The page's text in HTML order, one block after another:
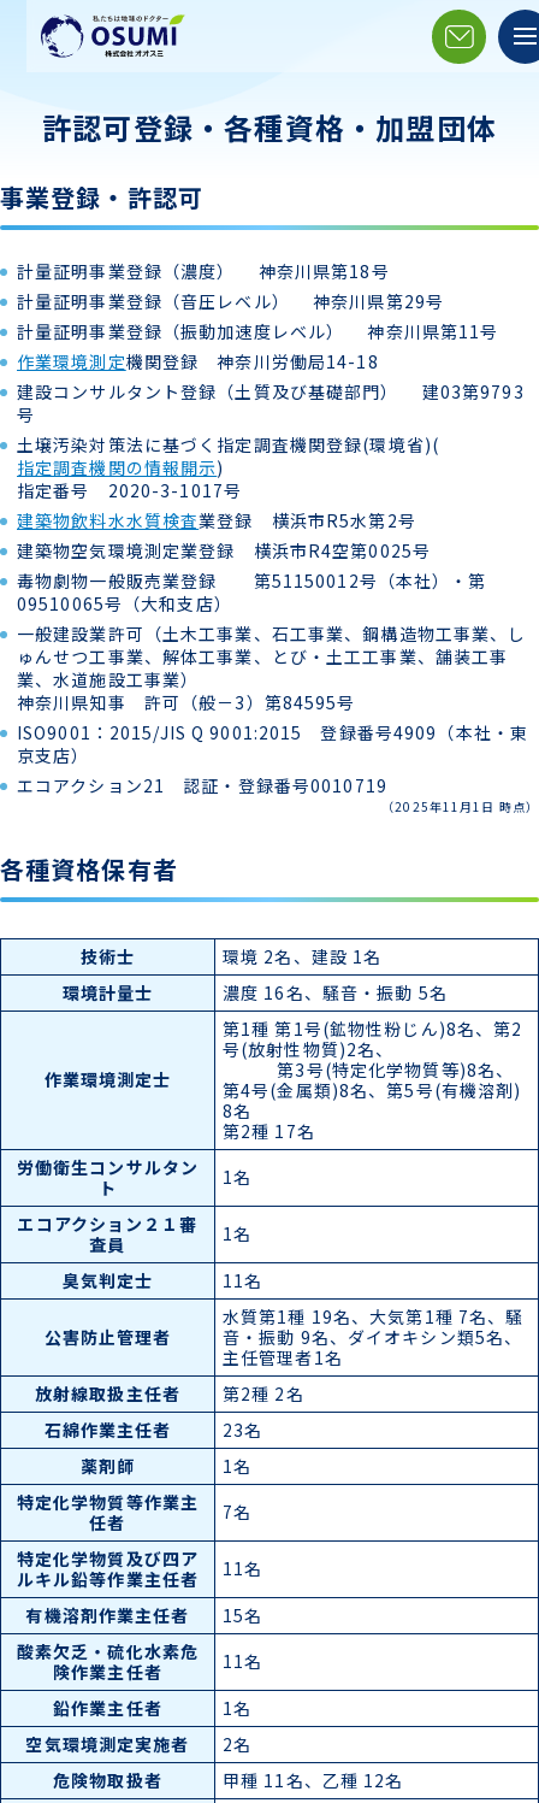
許認可登録・各種資格・加盟団体
事業登録・許認可
計量証明事業登録（濃度） 神奈川県第18号
計量証明事業登録（音圧レベル） 神奈川県第29号
計量証明事業登録（振動加速度レベル） 神奈川県第11号
作業環境測定機関登録 神奈川労働局14-18
建設コンサルタント登録（土質及び基礎部門） 建03第9793
号
土壌汚染対策法に基づく指定調査機関登録(環境省)(
指定調査機関の情報開示)
指定番号 2020-3-1017号
建築物飲料水水質検査業登録 横浜市R5水第2号
建築物空気環境測定業登録 横浜市R4空第0025号
毒物劇物一般販売業登録 第51150012号（本社）・第
09510065号（大和支店）
一般建設業許可（土木工事業、石工事業、鋼構造物工事業、し
ゅんせつ工事業、解体工事業、とび・土工工事業、舗装工事
業、水道施設工事業）
神奈川県知事 許可（般－3）第84595号
ISO9001：2015/JIS Q 9001:2015 登録番号4909（本社・東
京支店）
エコアクション21 認証・登録番号0010719
（2025年11月1日 時点）
各種資格保有者
技術士
環境 2名、建設 1名
環境計量士
濃度 16名、騒音・振動 5名
作業環境測定士
第1種 第1号(鉱物性粉じん)8名、第2
号(放射性物質)2名、
第3号(特定化学物質等)8名、
第4号(金属類)8名、第5号(有機溶剤)
8名
第2種 17名
労働衛生コンサルタン
ト
1名
エコアクション２１審
査員
1名
臭気判定士
11名
公害防止管理者
水質第1種 19名、大気第1種 7名、騒
音・振動 9名、ダイオキシン類5名、
主任管理者1名
放射線取扱主任者
第2種 2名
石綿作業主任者
23名
薬剤師
1名
特定化学物質等作業主
任者
7名
特定化学物質及び四ア
ルキル鉛等作業主任者
11名
有機溶剤作業主任者
15名
酸素欠乏・硫化水素危
険作業主任者
11名
鉛作業主任者
1名
空気環境測定実施者
2名
危険物取扱者
甲種 11名、乙種 12名